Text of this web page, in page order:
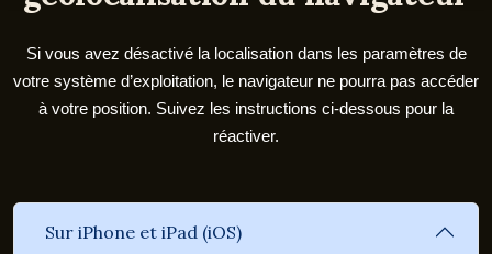
Si vous avez désactivé la localisation dans les paramètres de
votre système d’exploitation, le navigateur ne pourra pas accéder
à votre position. Suivez les instructions ci‑dessous pour la
réactiver.
Sur iPhone et iPad (iOS)